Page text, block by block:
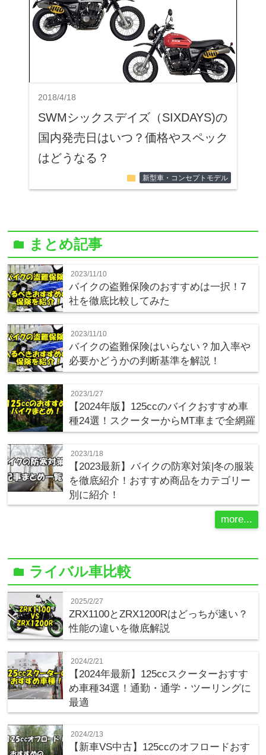
2018/4/18
SWMシックスデイズ（SIXDAYS)の
国内発売日はいつ？価格やスペック
はどうなる？
folder 新型車・コンセプトモデル
folder まとめ記事
2023/11/10
バイクの盗難保険のおすすめは一択！7
社を徹底比較してみた
2023/11/10
バイクの盗難保険はいらない？加入率や
必要かどうかの判断基準を解説！
2023/1/27
【2024年版】125ccのバイクおすすめ車
種24選！スクーターからMT車まで全網羅
2023/1/18
【2023最新】バイクの防寒対策|冬の服装
を徹底紹介！おすすめ商品をカテゴリー
別に紹介！
more...
folder ライバル車比較
2025/2/27
ZRX1100とZRX1200Rはどっちが速い？
性能の違いを徹底解説
2024/2/21
【2024年最新】125ccスクーターおすす
め車種34選！通勤・通学・ツーリングに
最適
2024/2/13
【新車VS中古】125ccのオフロードおす